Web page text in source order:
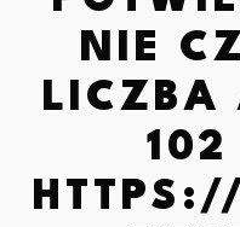
NIE
LICZBA
102